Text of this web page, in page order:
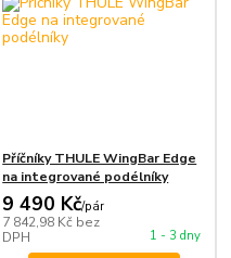
Příčníky THULE WingBar Edge
na integrované podélníky
9 490 Kč/pár
7 842,98 Kč bez
DPH
1 - 3 dny